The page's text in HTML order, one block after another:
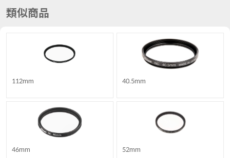
類似商品
112mm 40.5mm
46mm 52mm